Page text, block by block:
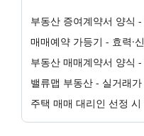
매매예약 가등기 - 효력·
주택 매매 대리인 선정